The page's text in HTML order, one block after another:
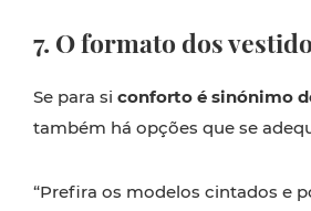
7. O formato dos
Se para si conforto é sinónimo
também há opções que se
“Prefira os modelos cintados e